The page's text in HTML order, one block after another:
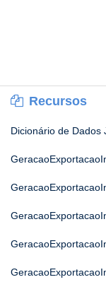
Recursos
Dicionário de Dados